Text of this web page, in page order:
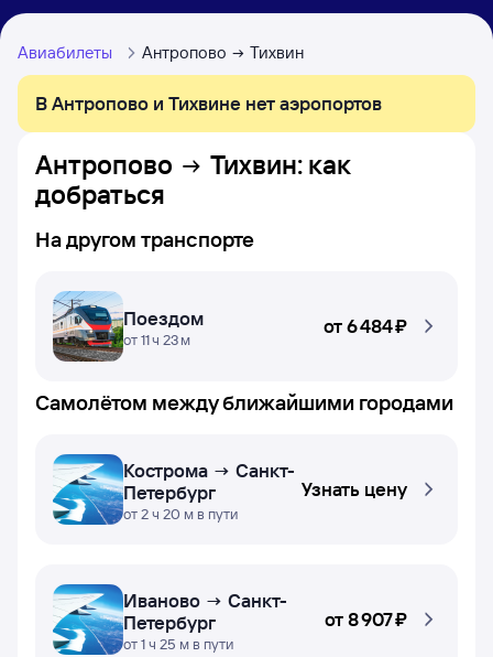
Авиабилеты Антропово Тихвин
В Антропово и Тихвине нет аэропортов
Антропово Тихвин: как
добраться
На другом транспорте
Поездом
от 11 ч 23 м
от6 ⁠484 ⁠₽
Самолётом между ближайшими городами
Кострома → Санкт-
Петербург
от 2 ч 20 м в пути
Узнать цену
Иваново → Санкт-
Петербург
от 1 ч 25 м в пути
от8 ⁠907 ⁠₽